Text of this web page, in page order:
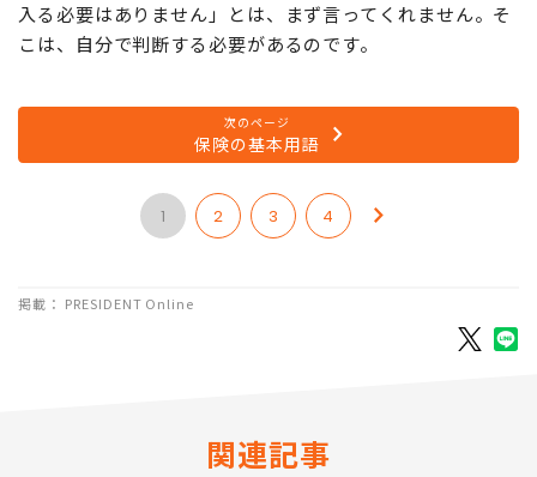
入る必要はありません」とは、まず言ってくれません。そ
こは、自分で判断する必要があるのです。
次のページ
保険の基本用語
1 2 3 4
掲載： PRESIDENT Online
関連記事